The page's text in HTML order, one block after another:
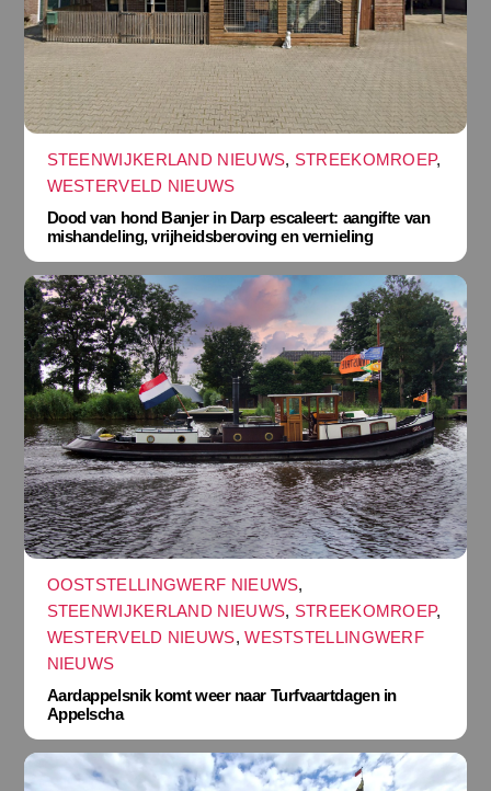
STEENWIJKERLAND NIEUWS, STREEKOMROEP,
WESTERVELD NIEUWS
Dood van hond Banjer in Darp escaleert: aangifte van
mishandeling, vrijheidsberoving en vernieling
OOSTSTELLINGWERF NIEUWS,
STEENWIJKERLAND NIEUWS, STREEKOMROEP,
WESTERVELD NIEUWS,WESTSTELLINGWERF
NIEUWS
Aardappelsnik komt weer naar Turfvaartdagen in
Appelscha